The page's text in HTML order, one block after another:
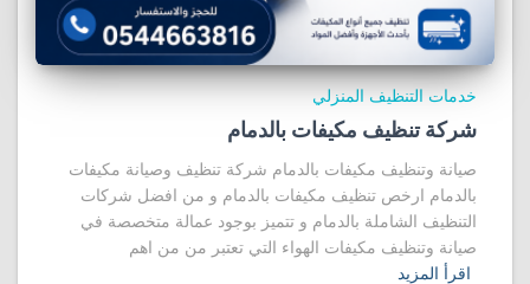
خدمات التنظيف المنزلي
شركة تنظيف مكيفات بالدمام
صيانة وتنظيف مكيفات بالدمام شركة تنظيف وصيانة مكيفات
بالدمام ارخص تنظيف مكيفات بالدمام و من افضل شركات
التنظيف الشاملة بالدمام و تتميز بوجود عمالة متخصصة في
صيانة وتنظيف مكيفات الهواء التي تعتبر من من اهم
اقرأ المزيد